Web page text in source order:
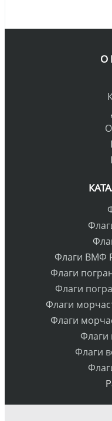
О
Флаги ВМФ
Флаги
Флаги
Флаги
Флаги
Флаги
Флаги